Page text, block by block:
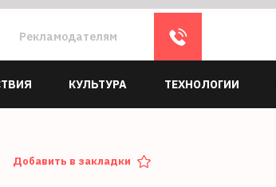
Рекламодателям
КУЛЬТУРА ТЕХНОЛОГИИ
Добавить в закладки